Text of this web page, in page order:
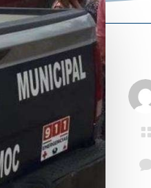
